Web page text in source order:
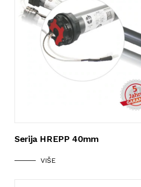
Serija HREPP 40mm
VIŠE